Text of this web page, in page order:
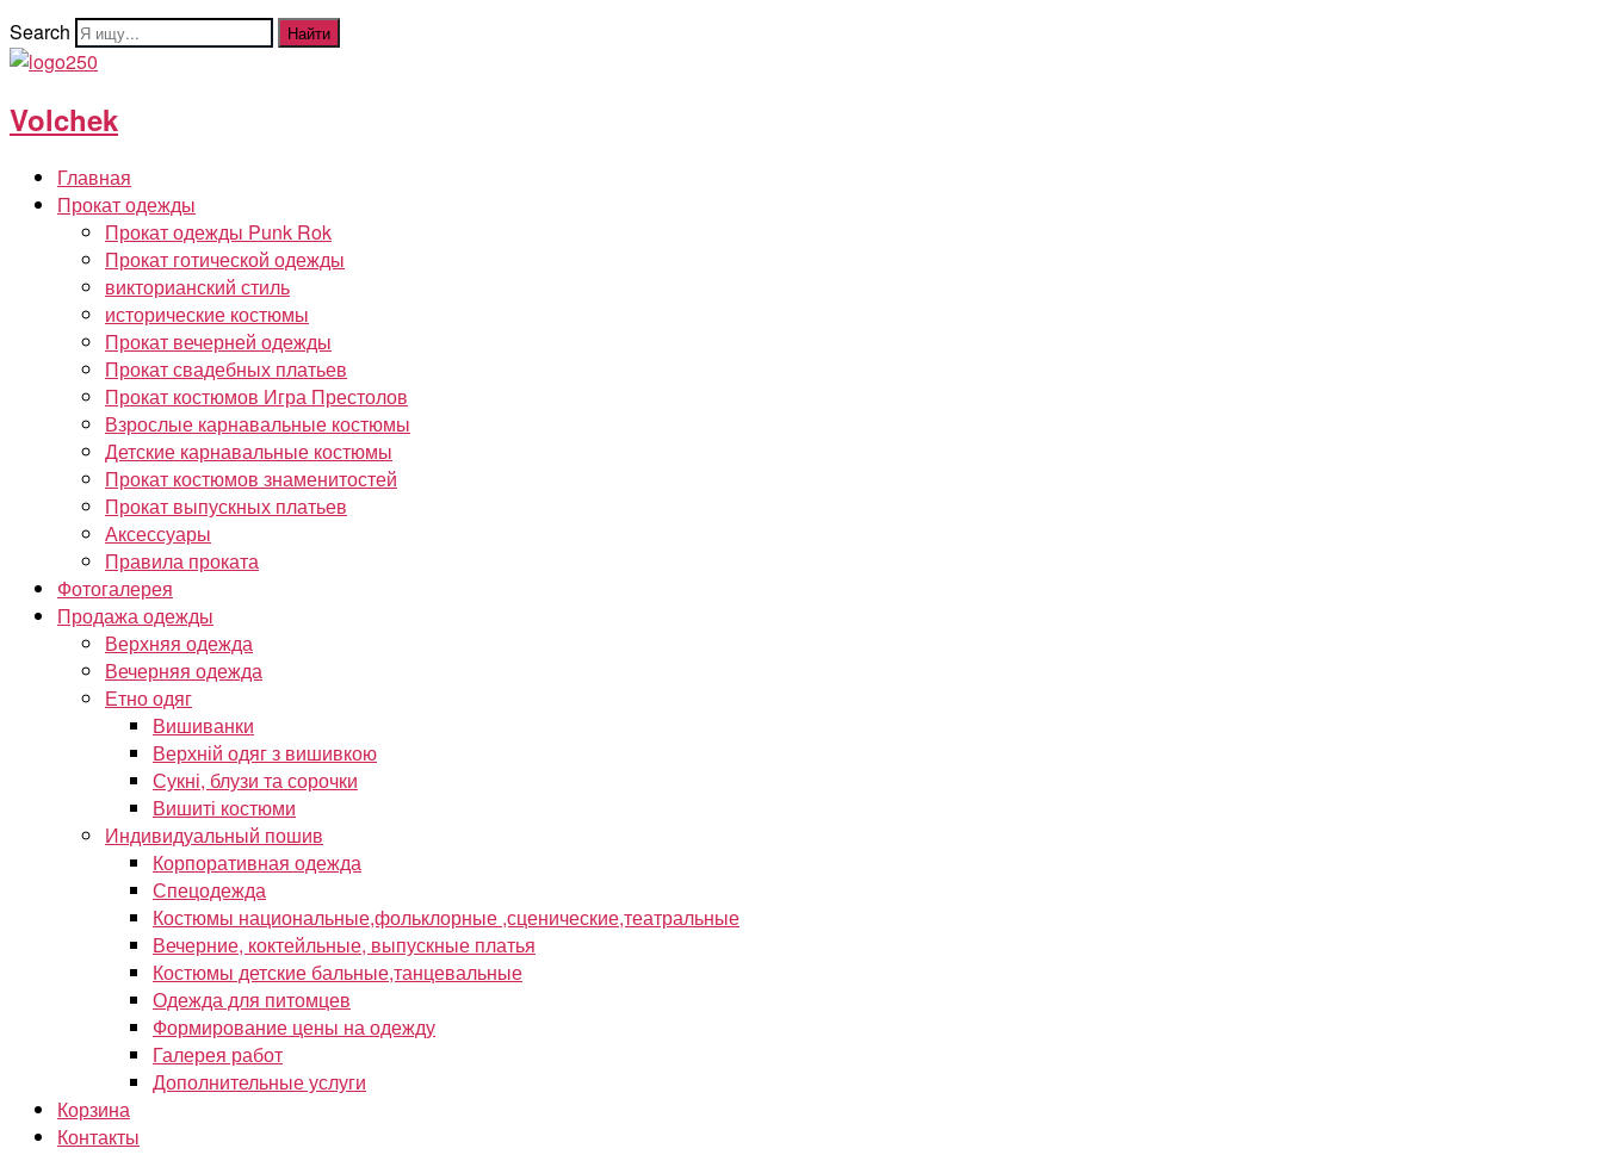
Search
Найти
Volchek
Главная
Прокат одежды
Прокат одежды Punk Rok
Прокат готической одежды
викторианский стиль
исторические костюмы
Прокат вечерней одежды
Прокат свадебных платьев
Прокат костюмов Игра Престолов
Взрослые карнавальные костюмы
Детские карнавальные костюмы
Прокат костюмов знаменитостей
Прокат выпускных платьев
Аксессуары
Правила проката
Фотогалерея
Продажа одежды
Верхняя одежда
Вечерняя одежда
Етно одяг
Вишиванки
Верхній одяг з вишивкою
Сукні, блузи та сорочки
Вишиті костюми
Индивидуальный пошив
Корпоративная одежда
Спецодежда
Костюмы национальные,фольклорные ,сценические,театральные
Вечерние, коктейльные, выпускные платья
Костюмы детские бальные,танцевальные
Одежда для питомцев
Формирование цены на одежду
Галерея работ
Дополнительные услуги
Корзина
Контакты